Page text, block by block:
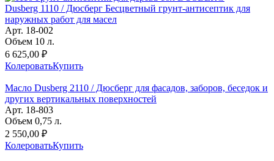
Dusberg 1110 / Дюсберг Бесцветный грунт-антисептик для
наружных работ для масел
Арт. 18-002
Объем 10 л.
6 625,00 ₽
КолероватьКупить
Масло Dusberg 2110 / Дюсберг для фасадов, заборов, беседок и
других вертикальных поверхностей
Арт. 18-803
Объем 0,75 л.
2 550,00 ₽
КолероватьКупить